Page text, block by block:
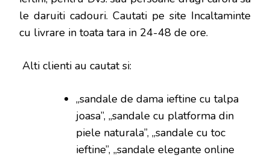
le daruiti cadouri. Cautati pe site Incaltaminte
cu livrare in toata tara in 24-48 de ore.
Alti clienti au cautat si:
„sandale de dama ieftine cu talpa
joasa”, „sandale cu platforma din
piele naturala”, „sandale cu toc
ieftine”, „sandale elegante online